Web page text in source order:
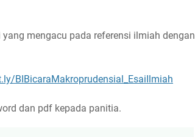
mengacu pada referensi ilmiah dengan
BIBicaraMakroprudensial_EsaiIlmiah
dan pdf kepada panitia.